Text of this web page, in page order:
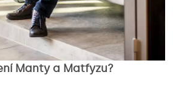
Manty a Matfyzu?